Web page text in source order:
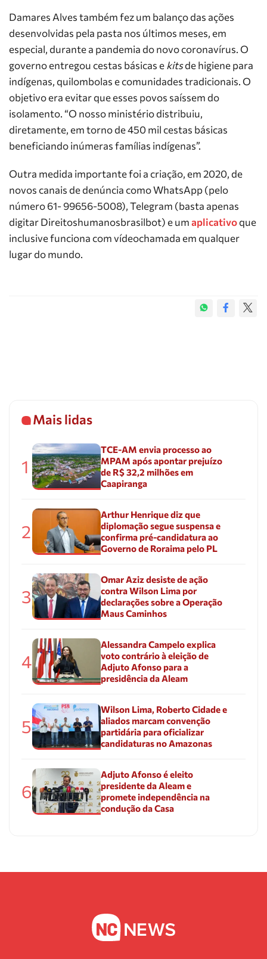
Damares Alves também fez um balanço das ações
desenvolvidas pela pasta nos últimos meses, em
especial, durante a pandemia do novo coronavírus. O
governo entregou cestas básicas ekitsde higiene para
indígenas, quilombolas e comunidades tradicionais. O
objetivo era evitar que esses povos saíssem do
isolamento. “O nosso ministério distribuiu,
diretamente, em torno de 450 mil cestas básicas
beneficiando inúmeras famílias indígenas”.
Outra medida importante foi a criação, em 2020, de
novos canais de denúncia como WhatsApp (pelo
número 61- 99656-5008), Telegram (basta apenas
digitar Direitoshumanosbrasilbot) e umaplicativoque
inclusive funciona com vídeochamada em qualquer
lugar do mundo.
Mais lidas
1
TCE-AM envia processo ao
MPAM após apontar prejuízo
de R$ 32,2 milhões em
Caapiranga
2
Arthur Henrique diz que
diplomação segue suspensa e
confirma pré-candidatura ao
Governo de Roraima pelo PL
3
Omar Aziz desiste de ação
contra Wilson Lima por
declarações sobre a Operação
Maus Caminhos
4
Alessandra Campelo explica
voto contrário à eleição de
Adjuto Afonso para a
presidência da Aleam
5
Wilson Lima, Roberto Cidade e
aliados marcam convenção
partidária para oficializar
candidaturas no Amazonas
6
Adjuto Afonso é eleito
presidente da Aleam e
promete independência na
condução da Casa